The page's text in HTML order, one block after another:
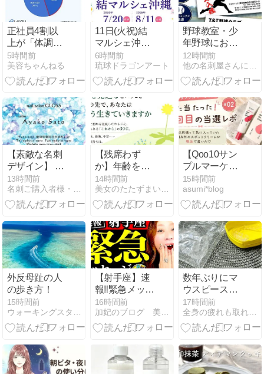
正社員4割以
上が「体調不
良時に我慢し
て出勤」の経
験あり – 理由
5時間前
美容ちゃんねる
11日(火祝)結
マルシェ沖縄
天城流湯治法
体験会
6時間前
琉球ドラゴンアート
野球教室・少
年野球におす
すめ！躍動感
あふれる名刺
デザイン☆彡
12時間前
【素敵な名刺
デザイン】 キ
ラメキたくさ
ん詰め込ん
だ、ブルービ
13時間前
【残席わず
か】年齢を重
ねるほどに幸
せになる 8/30
開催 ランチ会
14時間前
【Qoo10サン
プルマーケッ
ト】2回目の
当選！TIAMス
ポットクリー
ュー♡
15時間前
asumi*blog
外反母趾の人
の歩き方！
15時間前
【射手座】速
報‼️緊急メッセ
ージ㊗️※超重
要‼️今すぐ離れ
て‼️豊かさ保証
16時間前
数年ぶりにマ
ウスピースを
新調。今の私
に合うもの
へ、身体も暮
日曜日
17時間前
全身の疲れも取れる小顔コルギ専門サロン ゆめこるぎ